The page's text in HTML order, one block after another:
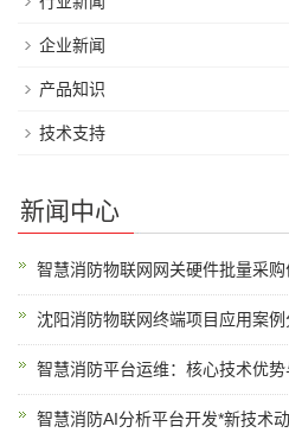
企业新闻
产品知识
技术支持
新闻中心
智慧消防物联网网关硬件批量采
沈阳消防物联网终端项目应用案例
智慧消防平台运维：核心技术优
智慧消防AI分析平台开发*新技术